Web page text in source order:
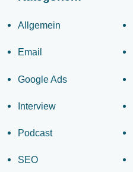
Allgemein
Email
Google Ads
Interview
Podcast
SEO